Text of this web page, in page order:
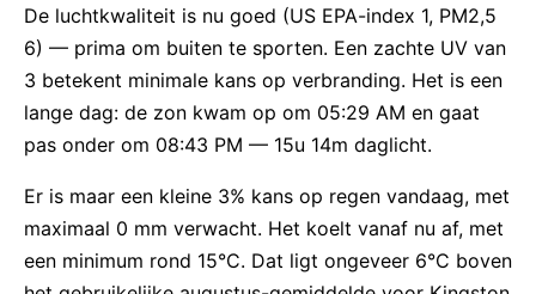
De luchtkwaliteit is nu goed (US EPA-index 1, PM2,5
6) — prima om buiten te sporten. Een zachte UV van
3 betekent minimale kans op verbranding. Het is een
lange dag: de zon kwam op om 05:29 AM en gaat
pas onder om 08:43 PM — 15u 14m daglicht.
Er is maar een kleine 3% kans op regen vandaag, met
maximaal 0 mm verwacht. Het koelt vanaf nu af, met
een minimum rond 15°C. Dat ligt ongeveer 6°C boven